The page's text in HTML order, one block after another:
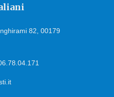
82, 00179